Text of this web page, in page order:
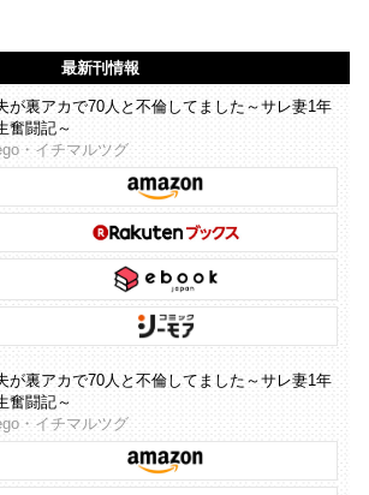
最新刊情報
が裏アカで70人と不倫してました～サレ妻1年
奮闘記～
・イチマルツグ
が裏アカで70人と不倫してました～サレ妻1年
奮闘記～
・イチマルツグ